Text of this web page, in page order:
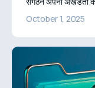
October 1, 2025